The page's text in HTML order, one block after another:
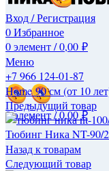
Вход / Регистрация
0Избранное
0элемент/0,00 ₽
Меню
+7 966 124-01-87
0элемент/0,00₽
Нажмите, чтобы
Home90 см (от 10
Предыдущий товар
Тюбинг Ника NT-90/
Назад к товарам
Следующий товар